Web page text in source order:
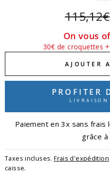
Prix
régulier
115,12€
On vous
30€ de croquettes
AJOUTER
PROFITER
LIVRAISON
Paiement en 3x sans frais
grâce à
Taxes incluses.Frais d'expédition
caisse.